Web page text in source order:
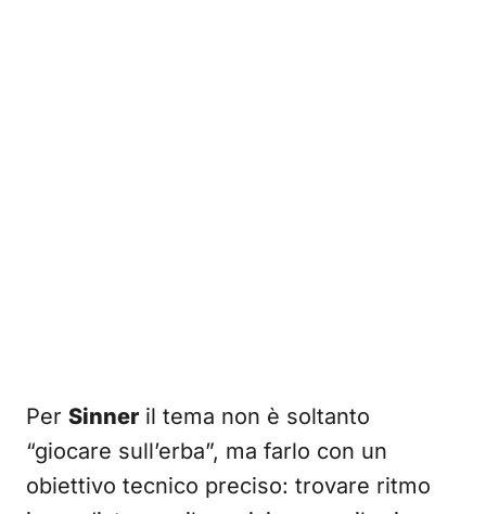
Per Sinner il tema non è soltanto
“giocare sull’erba”, ma farlo con un
obiettivo tecnico preciso: trovare ritmo